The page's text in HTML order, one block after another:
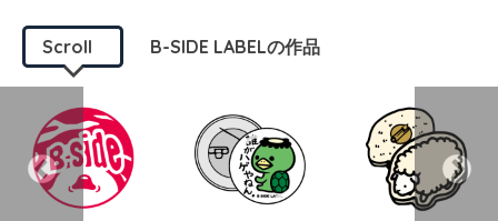
Scroll B-SIDE LABELの作品